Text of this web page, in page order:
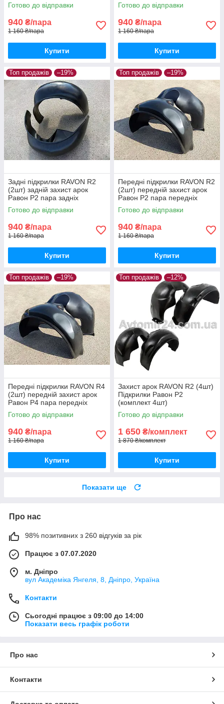
Готово до відправки
940 ₴/пара
1 160 ₴/пара
Купити
Готово до відправки
940 ₴/пара
1 160 ₴/пара
Купити
Топ продажів –19%
Задні підкрилки RAVON R2
(2шт) задній захист арок
Равон Р2 пара задніх
Готово до відправки
940 ₴/пара
1 160 ₴/пара
Купити
Топ продажів –19%
Передні підкрилки RAVON R2
(2шт) передній захист арок
Равон Р2 пара передніх
Готово до відправки
940 ₴/пара
1 160 ₴/пара
Купити
Топ продажів –19%
Передні підкрилки RAVON R4
(2шт) передній захист арок
Равон Р4 пара передніх
Готово до відправки
940 ₴/пара
1 160 ₴/пара
Купити
Топ продажів –12%
Захист арок RAVON R2 (4шт)
Підкрилки Равон Р2
(комплект 4шт)
Готово до відправки
1 650 ₴/комплект
1 870 ₴/комплект
Купити
Показати ще
Про нас
98% позитивних з 260 відгуків за рік
Працює з 07.07.2020
м. Дніпро
вул Академіка Янгеля, 8, Дніпро, Україна
Контакти
Сьогодні працює з 09:00 до 14:00
Показати весь графік роботи
Про нас
Контакти